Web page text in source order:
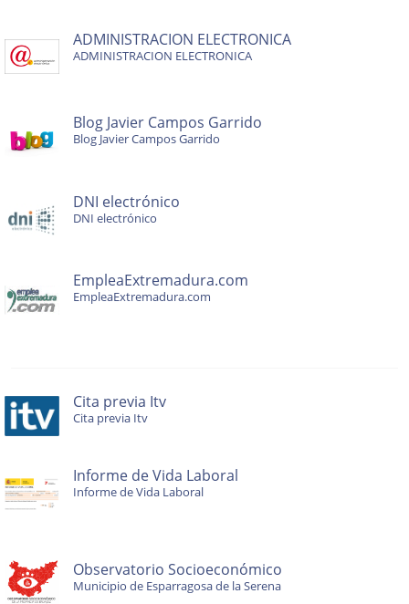
ADMINISTRACION ELECTRONICA
ADMINISTRACION ELECTRONICA
Blog Javier Campos Garrido
Blog Javier Campos Garrido
DNI electrónico
DNI electrónico
EmpleaExtremadura.com
EmpleaExtremadura.com
Cita previa Itv
Cita previa Itv
Informe de Vida Laboral
Informe de Vida Laboral
Observatorio Socioeconómico
Municipio de Esparragosa de la Serena